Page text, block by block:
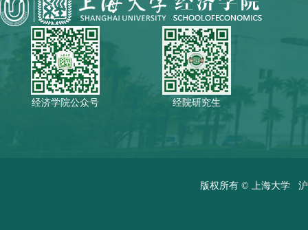
经济学院公众号 经院研究生
版权所有 © 上海大学